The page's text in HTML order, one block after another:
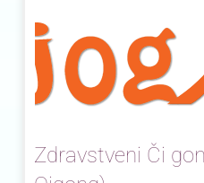
Zdravstveni Či